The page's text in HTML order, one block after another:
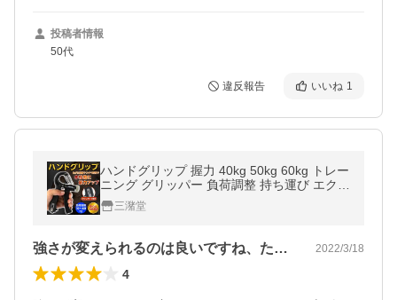
投稿者情報
50代
違反報告 いいね 1
ハンドグリップ 握力 40kg 50kg 60kg トレー
ニング グリッパー 負荷調整 持ち運び エクサ
サイズ
三潴堂
強さが変えられるのは良いですね、ただ6… 2022/3/18
4